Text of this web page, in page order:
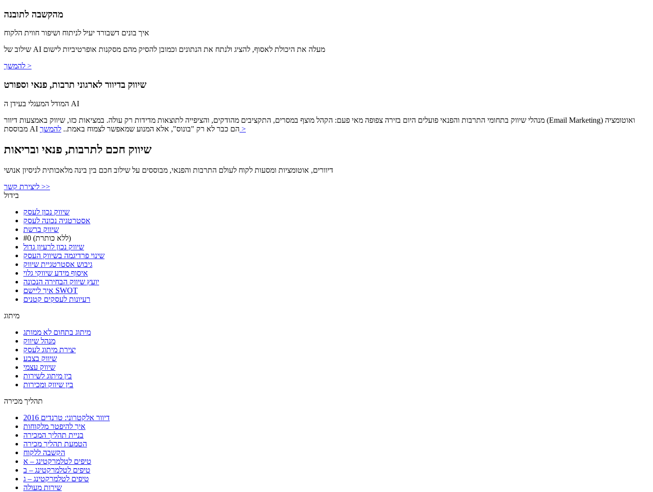
מהקשבה לתובנה
איך בונים דשבורד יעיל לניתוח ושיפור חווית הלקוח
שילוב של AI מעלה את היכולת לאסוף, להציג ולנתח את הנתונים וכמובן להסיק מהם מסקנות אופרטיביות לישום
להמשך >
שיווק בדיוור לארגוני תרבות, פנאי וספורט
המודל המעגלי בעידן ה AI
מנהלי שיווק בתחומי התרבות והפנאי פועלים היום בזירה צפופה מאי פעם: הקהל מוצף במסרים, התקציבים מהודקים, והציפייה לתוצאות מדידות רק עולה. במציאות כזו, שיווק באמצעות דיוור (Email Marketing) ואוטומציה
מבוססת AI הם כבר לא רק "בונוס", אלא המנוע שמאפשר לצמוח באמת.. להמשך >
שיווק חכם לתרבות, פנאי ובריאות
דיוורים, אוטומציות ומסעות לקוח לעולם התרבות והפנאי, מבוססים על שילוב חכם בין בינה מלאכותית לניסיון אנושי
ליצירת קשר >>
בידול
שיווק נכון לעסק
אסטרטגיה נכונה לעסק
שיווק ברשת
#0 (ללא כותרת)
שיווק נכון לרעיון גדול
שינוי פרדיגמה בשיווק העסק
גיבוש אסטרטגיית שיווק
איסוף מידע שיווקי גלוי
יועץ שיווק הבחירה הנכונה
איך ליישם SWOT
רעיונות לעסקים קטנים
מיתוג
מיתוג בתחום לא ממותג
מנהל שיווק
יצירת מיתוג לעסק
שיווק בצבע
שיווק עצמי
בין מיתוג לשירות
בין שיווק ומכירות
תהליך מכירה
דיוור אלקטרוני: טרנדים 2016
איך להיפטר מלקוחות
בניית תהליך המכירה
הטמעת תהליך מכירה
הקשבה ללקוח
טיפים לטלמרקטינג – א
טיפים לטלמרקטינג – ב
טיפים לטלמרקטינג – ג
שירות מעולה